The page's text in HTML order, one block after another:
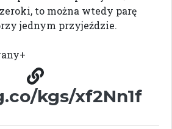
to można wtedy parę
jednym przyjeździe.
kgs/xf2Nn1f